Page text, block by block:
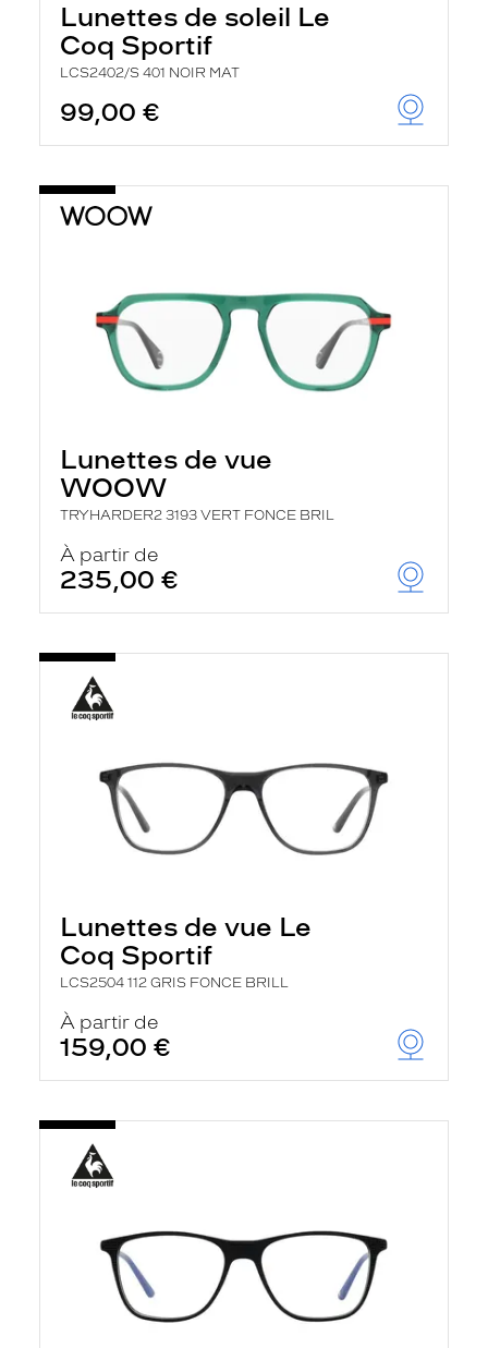
Lunettes de soleil Le
Coq Sportif
LCS2402/S 401 NOIR MAT
99,00 €
Lunettes de vue
WOOW
TRYHARDER2 3193 VERT FONCE BRIL
À partir de
235,00 €
Lunettes de vue Le
Coq Sportif
LCS2504 112 GRIS FONCE BRILL
À partir de
159,00 €